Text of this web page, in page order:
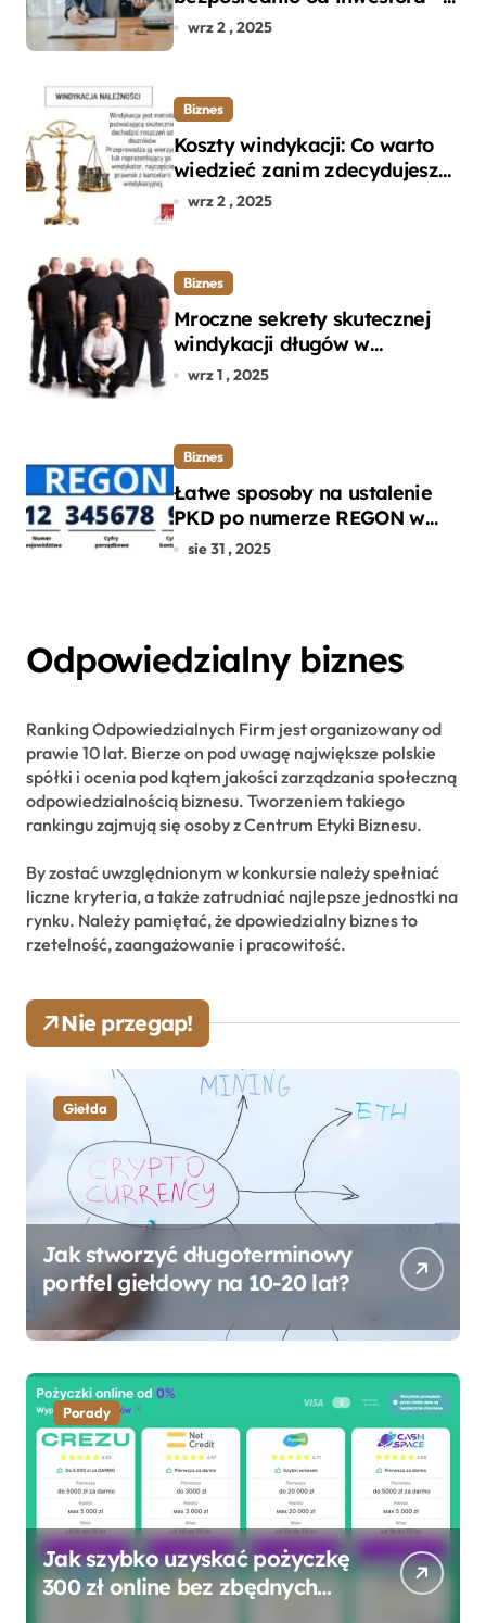
dlaczego warto?
wrz 2 , 2025
Biznes
Koszty windykacji: Co warto
wiedzieć zanim zdecydujesz
się na odzyskanie długu?
wrz 2 , 2025
Biznes
Mroczne sekrety skutecznej
windykacji długów w
departamencie windykacji
wrz 1 , 2025
Biznes
Łatwe sposoby na ustalenie
PKD po numerze REGON w
kilku prostych krokach
sie 31 , 2025
Odpowiedzialny biznes
Ranking Odpowiedzialnych Firm jest organizowany od
prawie 10 lat. Bierze on pod uwagę największe polskie
spółki i ocenia pod kątem jakości zarządzania społeczną
odpowiedzialnością biznesu. Tworzeniem takiego
rankingu zajmują się osoby z Centrum Etyki Biznesu.
By zostać uwzględnionym w konkursie należy spełniać
liczne kryteria, a także zatrudniać najlepsze jednostki na
rynku. Należy pamiętać, że dpowiedzialny biznes to
rzetelność, zaangażowanie i pracowitość.
Nie przegap!
Giełda
Jak stworzyć długoterminowy
portfel giełdowy na 10-20 lat?
Porady
Jak szybko uzyskać pożyczkę
300 zł online bez zbędnych